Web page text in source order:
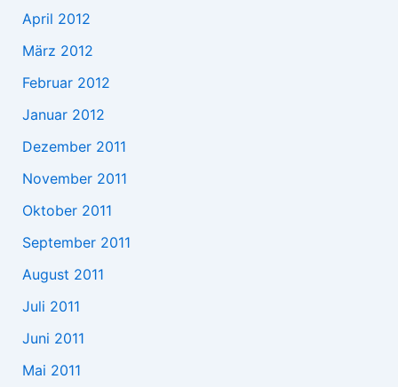
April 2012
März 2012
Februar 2012
Januar 2012
Dezember 2011
November 2011
Oktober 2011
September 2011
August 2011
Juli 2011
Juni 2011
Mai 2011